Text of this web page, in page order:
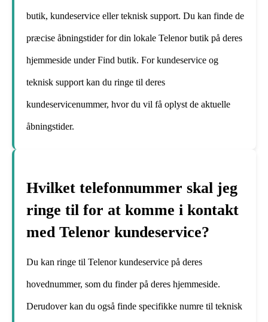
butik, kundeservice eller teknisk support. Du kan finde de
præcise åbningstider for din lokale Telenor butik på deres
hjemmeside under Find butik. For kundeservice og
teknisk support kan du ringe til deres
kundeservicenummer, hvor du vil få oplyst de aktuelle
åbningstider.
Hvilket telefonnummer skal jeg
ringe til for at komme i kontakt
med Telenor kundeservice?
Du kan ringe til Telenor kundeservice på deres
hovednummer, som du finder på deres hjemmeside.
Derudover kan du også finde specifikke numre til teknisk